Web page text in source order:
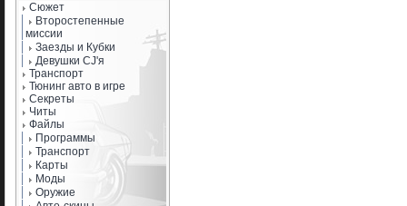
Сюжет
Второстепенные
миссии
Заезды и Кубки
Девушки CJ'я
Транспорт
Тюнинг авто в игре
Секреты
Читы
Файлы
Программы
Транспорт
Карты
Моды
Оружие